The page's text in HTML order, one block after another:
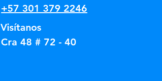
+57 301 379 2246
Visítanos
Cra 48 # 72 - 40